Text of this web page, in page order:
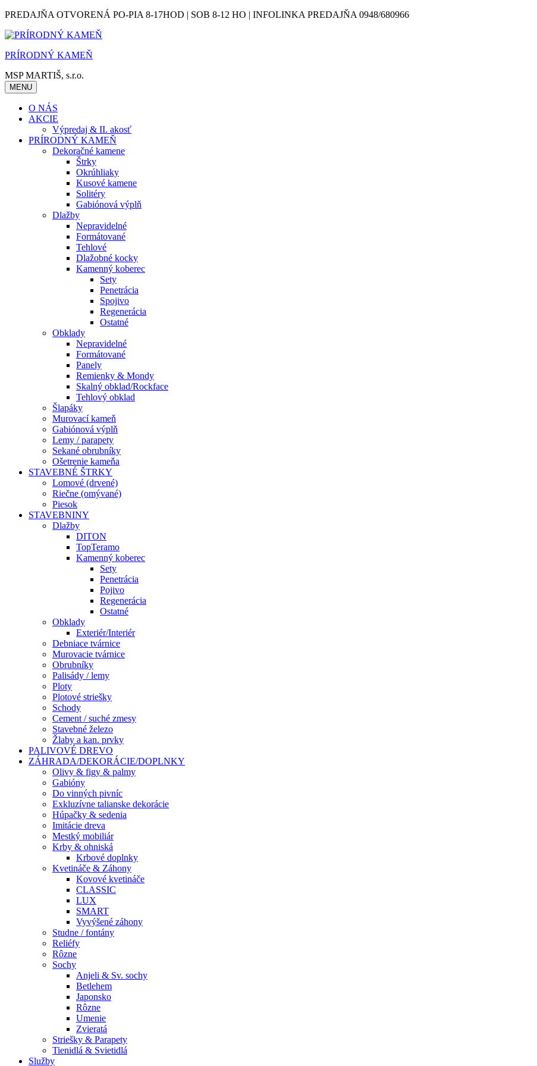
Skip
content
PREDAJŇA OTVORENÁ PO-PIA 8-17HOD | SOB 8-12 HO | INFOLINKA PREDAJŇA 0948/680966
PRÍRODNÝ KAMEŇ
MSP MARTIŠ, s.r.o.
MENU
O NÁS
AKCIE
Výpredaj & II. akosť
PRÍRODNÝ KAMEŇ
Dekoračné kamene
Štrky
Okrúhliaky
Kusové kamene
Solitéry
Gabiónová výplň
Dlažby
Nepravidelné
Formátované
Tehlové
Dlažobné kocky
Kamenný koberec
Sety
Penetrácia
Spojivo
Regenerácia
Ostatné
Obklady
Nepravidelné
Formátované
Panely
Remienky & Mondy
Skalný obklad/Rockface
Tehlový obklad
Šlapáky
Murovací kameň
Gabiónová výplň
Lemy / parapety
Sekané obrubníky
Ošetrenie kameňa
STAVEBNÉ ŠTRKY
Lomové (drvené)
Riečne (omývané)
Piesok
STAVEBNINY
Dlažby
DITON
TopTeramo
Kamenný koberec
Sety
Penetrácia
Pojivo
Regenerácia
Ostatné
Obklady
Exteriér/Interiér
Debniace tvárnice
Murovacie tvárnice
Obrubníky
Palisády / lemy
Ploty
Plotové striešky
Schody
Cement / suché zmesy
Stavebné železo
Žlaby a kan. prvky
PALIVOVÉ DREVO
ZÁHRADA/DEKORÁCIE/DOPLNKY
Olivy & figy & palmy
Gabióny
Do vinných pivníc
Exkluzívne talianske dekorácie
Húpačky & sedenia
Imitácie dreva
Mestký mobiliár
Krby & ohniská
Krbové doplnky
Kvetináče & Záhony
Kovové kvetináče
CLASSIC
LUX
SMART
Vyvýšené záhony
Studne / fontány
Reliéfy
Rôzne
Sochy
Anjeli & Sv. sochy
Betlehem
Japonsko
Rôzne
Umenie
Zvieratá
Striešky & Parapety
Tienidlá & Svietidlá
Služby